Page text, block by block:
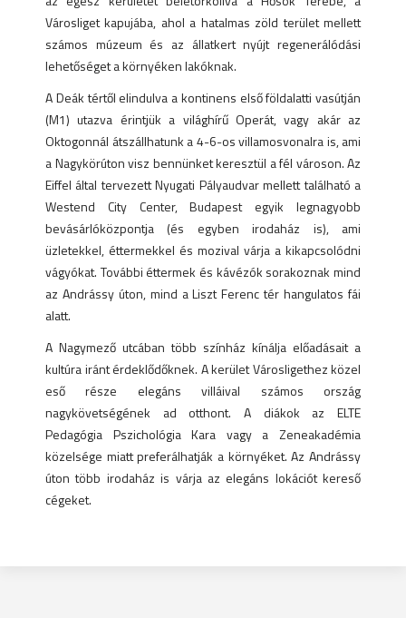
Városliget kapujába, ahol a hatalmas zöld terület mellett
számos múzeum és az állatkert nyújt regenerálódási
lehetőséget a környéken lakóknak.
A Deák tértől elindulva a kontinens első földalatti vasútján
(M1) utazva érintjük a világhírű Operát, vagy akár az
Oktogonnál átszállhatunk a 4-6-os villamosvonalra is, ami
a Nagykörúton visz bennünket keresztül a fél városon. Az
Eiffel által tervezett Nyugati Pályaudvar mellett található a
Westend City Center, Budapest egyik legnagyobb
bevásárlóközpontja (és egyben irodaház is), ami
üzletekkel, éttermekkel és mozival várja a kikapcsolódni
vágyókat. További éttermek és kávézók sorakoznak mind
az Andrássy úton, mind a Liszt Ferenc tér hangulatos fái
alatt.
A Nagymező utcában több színház kínálja előadásait a
kultúra iránt érdeklődőknek. A kerület Városligethez közel
eső része elegáns villáival számos ország
nagykövetségének ad otthont. A diákok az ELTE
Pedagógia Pszichológia Kara vagy a Zeneakadémia
közelsége miatt preferálhatják a környéket. Az Andrássy
úton több irodaház is várja az elegáns lokációt kereső
cégeket.